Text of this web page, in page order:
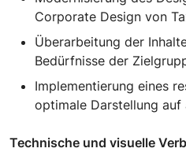
Corporate Design von
Überarbeitung der
Bedürfnisse der
Implementierung eines
optimale Darstellung auf
Technische und visuelle